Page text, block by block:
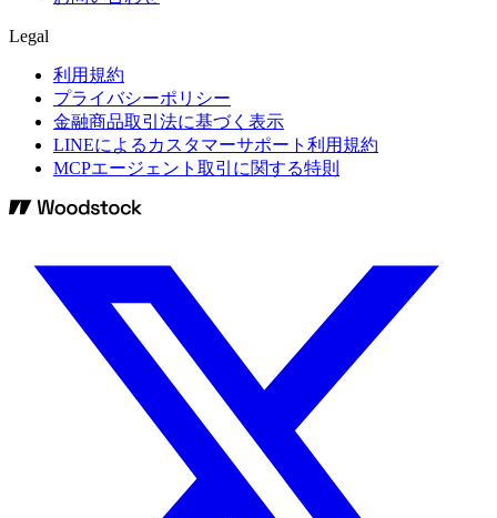
Legal
利用規約
プライバシーポリシー
金融商品取引法に基づく表示
LINEによるカスタマーサポート利用規約
MCPエージェント取引に関する特則